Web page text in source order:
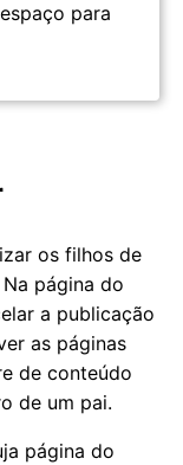
para
os filhos de
página do
a publicação
as páginas
de conteúdo
de um pai.
página do